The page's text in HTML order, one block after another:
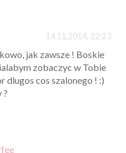
14.11.2014, 22:23
jak zawsze ! Boskie
zobaczyc w Tobie
dlugos cos szalonego ! :)
?